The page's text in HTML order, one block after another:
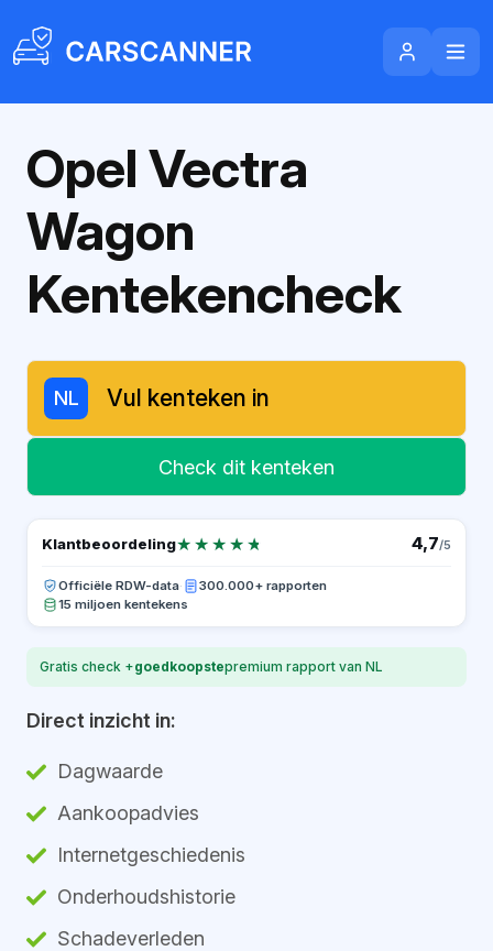
Opel Vectra
Wagon
Kentekencheck
NL
Check dit kenteken
Klantbeoordeling★★★★★
★★★★★ 4,7/5
Officiële RDW-data·
300.000+ rapporten
15 miljoen kentekens
Gratis check +goedkoopstepremium rapport van NL
Direct inzicht in:
Dagwaarde
Aankoopadvies
Internetgeschiedenis
Onderhoudshistorie
Schadeverleden